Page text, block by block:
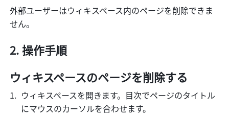
外部ユーザーはウィキスペース内のページを削除できま
せん。
操作手順
ウィキスペースのページを削除する
ウィキスペースを開きます。目次でページのタイトル
にマウスのカーソルを合わせます。